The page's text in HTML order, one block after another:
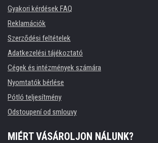
Gyakori kérdések FAQ
Reklamációk
Szerződési feltételek
Adatkezelési tájékoztató
Cégek és intézmények számára
Nyomtatók bérlése
Pótló teljesítmény
Odstoupení od smlouvy
MIÉRT VÁSÁROLJON NÁLUNK?